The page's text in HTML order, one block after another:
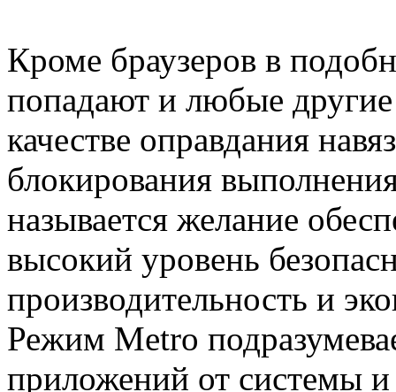
Кроме браузеров в
попадают и любые
качестве оправдания
блокирования
называется желание
высокий уровень
производительность и
Режим Metro
приложений от системы